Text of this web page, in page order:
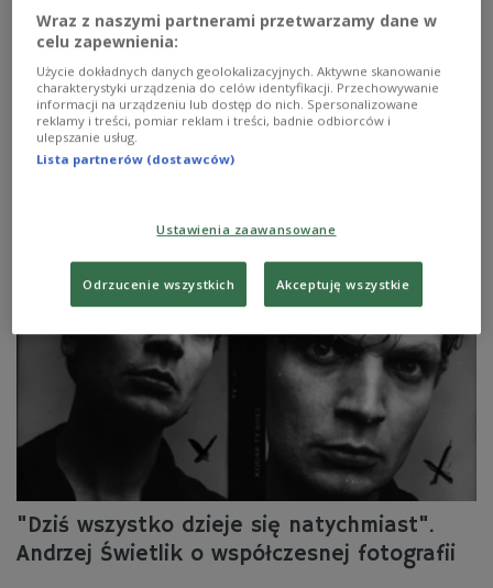
"Twoja lista przebojów". Czego słucha
Andrzej Świetlik?
W audycji "Twoja lista przebojów" swoje muzyczne
wybory przedstawił Andrzej Świetlik - wybitny fotograf,
"Dziś wszystko dzieje się natychmiast".
Andrzej Świetlik o współczesnej fotografii
Wraz z naszymi partnerami przetwarzamy dane w
celu zapewnienia:
Użycie dokładnych danych geolokalizacyjnych. Aktywne skanowanie
charakterystyki urządzenia do celów identyfikacji. Przechowywanie
informacji na urządzeniu lub dostęp do nich. Spersonalizowane
reklamy i treści, pomiar reklam i treści, badnie odbiorców i
ulepszanie usług.
Lista partnerów (dostawców)
Ustawienia zaawansowane
Odrzucenie wszystkich Akceptuję wszystkie